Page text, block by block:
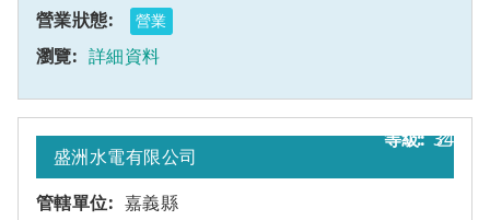
營業
詳細資料
34
盛洲水電有限公司
嘉義縣
乙